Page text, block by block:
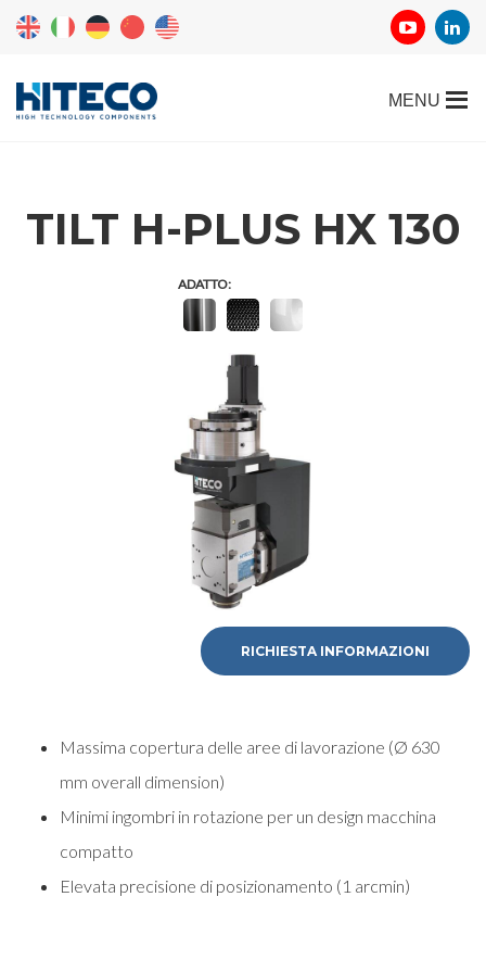
TILT H-PLUS HX 130
ADATTO:
RICHIESTA INFORMAZIONI
Massima copertura delle aree di lavorazione (Ø 630
mm overall dimension)
Minimi ingombri in rotazione per un design macchina
compatto
Elevata precisione di posizionamento (1 arcmin)